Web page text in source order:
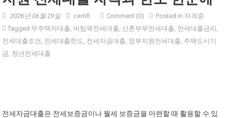
2026년 06월 29일 certifi Comment (0) Posted in 자격증
Tagged 무주택자대출, 버팀목전세대출, 신혼부부전세대출, 전세대출금리 ,
전세대출조건 , 전세대출한도, 전세자금대출, 정부지원전세대출, 주택도시기
금, 청년전세대출
전세자금대출은 전세보증금이나 월세 보증금을 마련할 때 활용할 수 있